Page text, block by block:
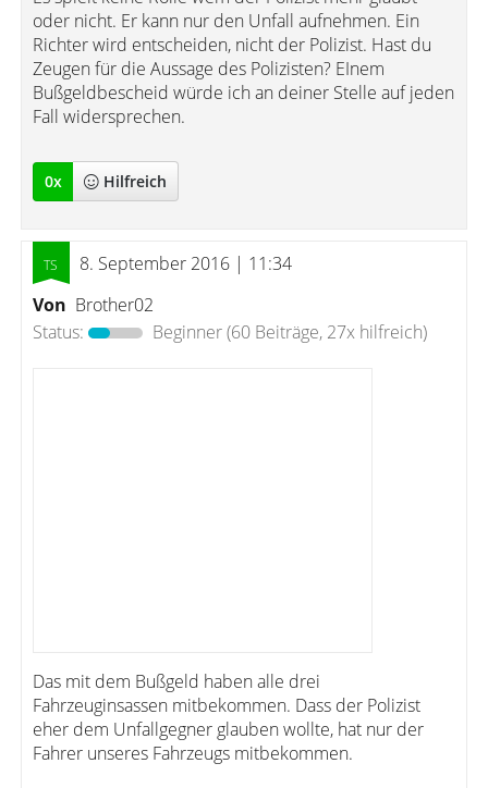
oder nicht. Er kann nur den Unfall aufnehmen. Ein
Richter wird entscheiden, nicht der Polizist. Hast du
Zeugen für die Aussage des Polizisten? EInem
Bußgeldbescheid würde ich an deiner Stelle auf jeden
Fall widersprechen.
0x Hilfreich
8. September 2016 | 11:34
Von Brother02
Status:
Beginner(60 Beiträge, 27x hilfreich)
Das mit dem Bußgeld haben alle drei
Fahrzeuginsassen mitbekommen. Dass der Polizist
eher dem Unfallgegner glauben wollte, hat nur der
Fahrer unseres Fahrzeugs mitbekommen.